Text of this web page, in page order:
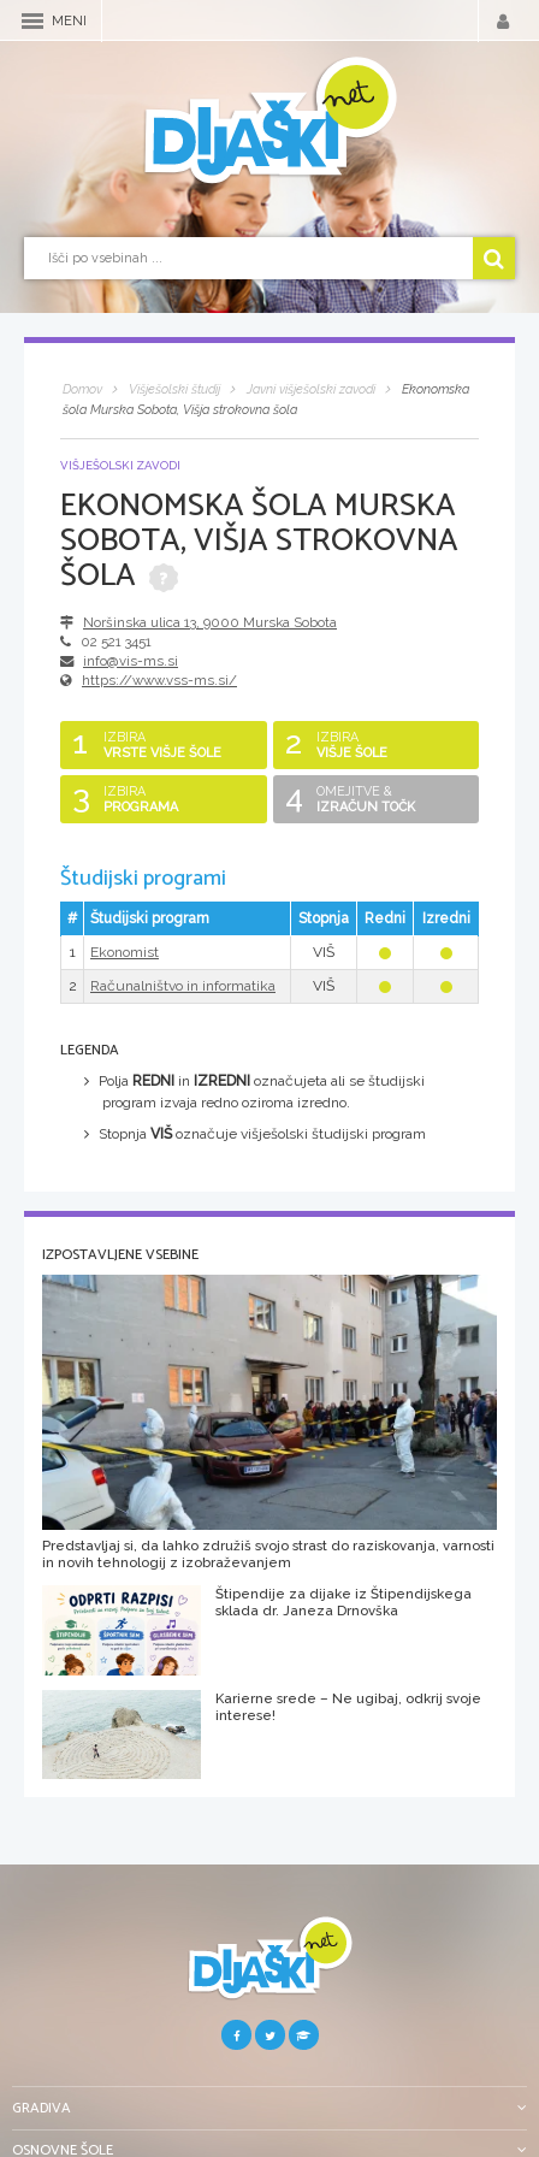
MENI
Domov Višješolski študij Javni višješolski zavodi
Ekonomska
šola Murska Sobota, Višja strokovna šola
VIŠJEŠOLSKI ZAVODI
EKONOMSKA ŠOLA MURSKA
SOBOTA, VIŠJA STROKOVNA
ŠOLA
Noršinska ulica 13, 9000 Murska Sobota
02 521 3451
info@vis-ms.si
https://www.vss-ms.si/
1
IZBIRA
VRSTE VIŠJE ŠOLE
2
IZBIRA
VIŠJE ŠOLE
3
IZBIRA
PROGRAMA
4
OMEJITVE &
IZRAČUN TOČK
Študijski programi
# Študijski program Stopnja Redni
Izredni
1
Ekonomist
VIŠ
2
Računalništvo in informatika VIŠ
LEGENDA
Polja REDNI in IZREDNI označujeta ali se študijski
program izvaja redno oziroma izredno.
Stopnja VIŠoznačuje višješolski študijski program
IZPOSTAVLJENE VSEBINE
Predstavljaj si, da lahko združiš svojo strast do raziskovanja, varnosti
in novih tehnologij z izobraževanjem
Štipendije za dijake iz Štipendijskega
sklada dr. Janeza Drnovška
Karierne srede – Ne ugibaj, odkrij svoje
interese!
GRADIVA
OSNOVNE ŠOLE